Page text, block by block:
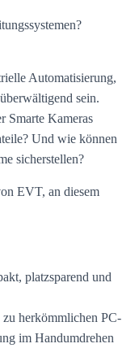
Automatisierung,
sein.
Smarte Kameras
Und wie können
sicherstellen?
EVT, an diesem
platzsparend und
herkömmlichen PC-
im Handumdrehen